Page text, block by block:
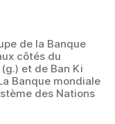
de la Banque
côtés du
et de Ban Ki
Banque mondiale
des Nations